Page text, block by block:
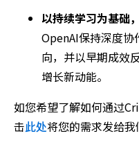
以持续学习为基础
OpenAI保持深度
向，并以早期成效
增长新动能。
如您希望了解如何通过
击此处将您的需求发给我